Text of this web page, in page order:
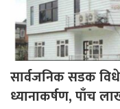
सार्वजनिक सडक
ध्यानाकर्षण, पाँच